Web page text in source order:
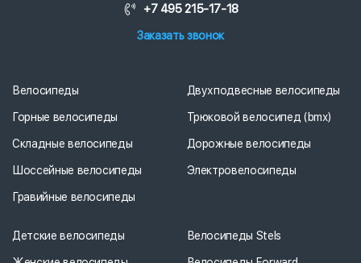
+7 495 215-17-18
Заказать звонок
Велосипеды
Горные велосипеды
Складные велосипеды
Шоссейные велосипеды
Гравийные велосипеды
Двухподвесные велосипеды
Трюковой велосипед (bmx)
Дорожные велосипеды
Электровелосипеды
Детские велосипеды Велосипеды Stels